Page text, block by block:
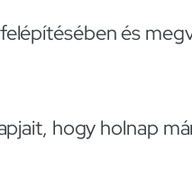
és
hogy holnap